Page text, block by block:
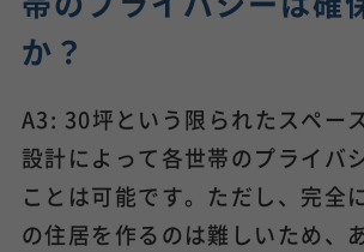
か？
A3: 30坪という限られたスペー
設計によって各世帯のプライバ
ことは可能です。ただし、完全
の住居を作るのは難しいため、